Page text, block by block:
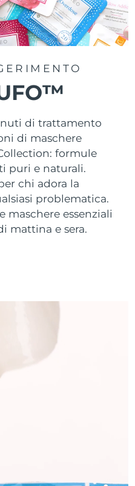
di trattamento
di maschere
formule
puri e naturali.
chi adora la
problematica.
maschere essenziali
mattina e sera.